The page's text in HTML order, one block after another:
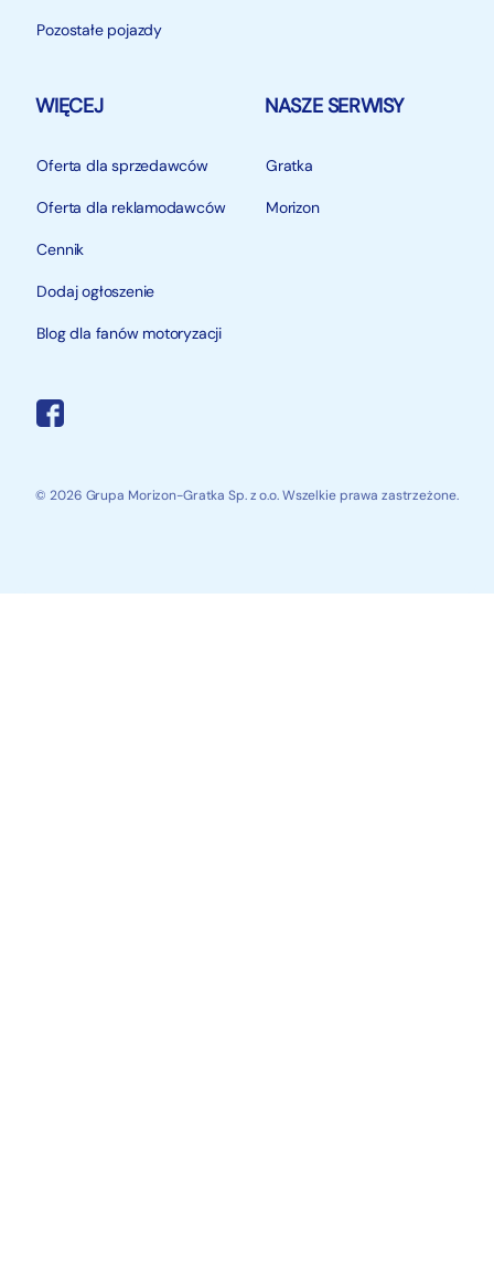
Pozostałe pojazdy
WIĘCEJ
Oferta dla sprzedawców
Oferta dla reklamodawców
Cennik
Dodaj ogłoszenie
Blog dla fanów motoryzacji
NASZE SERWISY
Gratka
Morizon
© 2026 Grupa Morizon-Gratka Sp. z o.o. Wszelkie prawa zastrzeżone.